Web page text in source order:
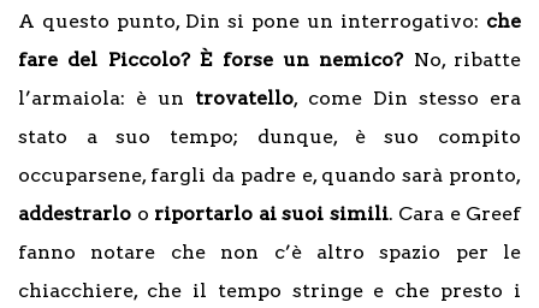
A questo punto, Din si pone un interrogativo: che
fare del Piccolo? È forse un nemico?No, ribatte
l’armaiola: è un trovatello, come Din stesso era
stato a suo tempo; dunque, è suo compito
occuparsene, fargli da padre e, quando sarà pronto,
addestrarlo o riportarlo ai suoi simili. Cara e Greef
fanno notare che non c’è altro spazio per le
chiacchiere, che il tempo stringe e che presto i